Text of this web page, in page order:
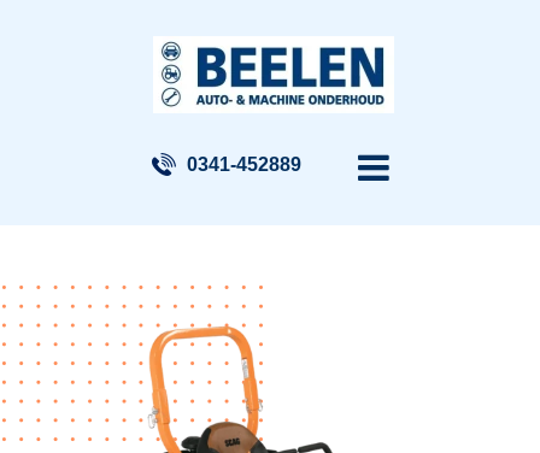
0341-452889